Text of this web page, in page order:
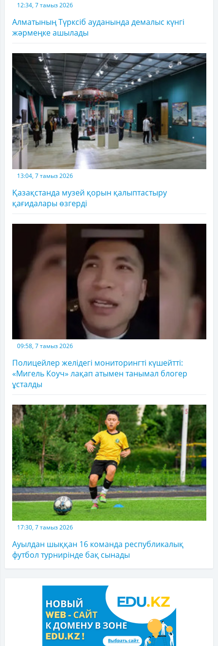
12:34, 7 тамыз 2026
Алматының Түрксіб ауданында демалыс күнгі
жәрмеңке ашылады
13:04, 7 тамыз 2026
Қазақстанда музей қорын қалыптастыру
қағидалары өзгерді
09:58, 7 тамыз 2026
Полицейлер желідегі мониторингті күшейтті:
«Мигель Коуч» лақап атымен танымал блогер
ұсталды
17:30, 7 тамыз 2026
Ауылдан шыққан 16 команда республикалық
футбол турнирінде бақ сынады